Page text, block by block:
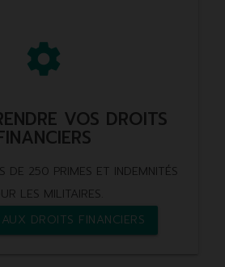
settings
VOS DROITS
DE 250 PRIMES ET INDEMNITÉS
LES MILITAIRES.
DROITS FINANCIERS